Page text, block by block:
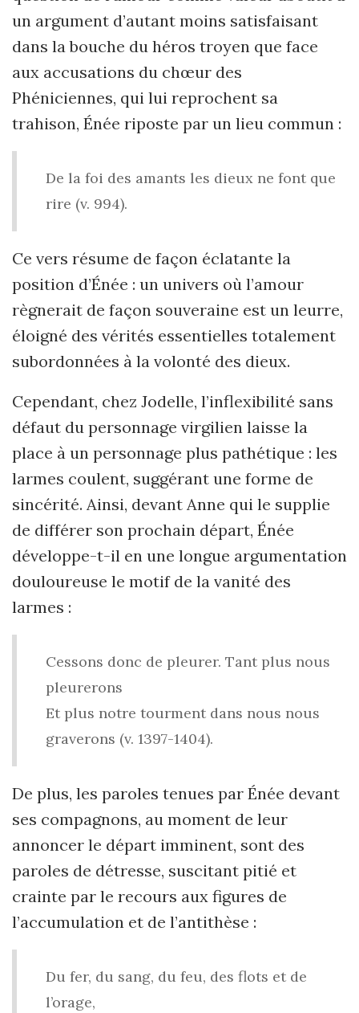
un argument d’autant moins satisfaisant
dans la bouche du héros troyen que face
aux accusations du chœur des
Phéniciennes, qui lui reprochent sa
trahison, Énée riposte par un lieu commun :
De la foi des amants les dieux ne font que
rire (v. 994).
Ce vers résume de façon éclatante la
position d’Énée : un univers où l’amour
règnerait de façon souveraine est un leurre,
éloigné des vérités essentielles totalement
subordonnées à la volonté des dieux.
Cependant, chez Jodelle, l’inflexibilité sans
défaut du personnage virgilien laisse la
place à un personnage plus pathétique : les
larmes coulent, suggérant une forme de
sincérité. Ainsi, devant Anne qui le supplie
de différer son prochain départ, Énée
développe-t-il en une longue argumentation
douloureuse le motif de la vanité des
larmes :
Cessons donc de pleurer. Tant plus nous
pleurerons
Et plus notre tourment dans nous nous
graverons (v. 1397-1404).
De plus, les paroles tenues par Énée devant
ses compagnons, au moment de leur
annoncer le départ imminent, sont des
paroles de détresse, suscitant pitié et
crainte par le recours aux figures de
l’accumulation et de l’antithèse :
Du fer, du sang, du feu, des flots et de
l’orage,